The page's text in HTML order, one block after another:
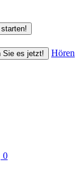
Sie es jetzt!
Hören
0